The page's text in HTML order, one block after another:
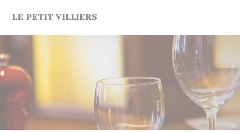
LE PETIT VILLIERS